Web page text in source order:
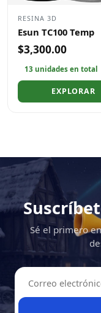
RESINA 3D
Esun TC100 Temp
$3,300.00
13 unidades en total
EXPLORAR
Sé el primero